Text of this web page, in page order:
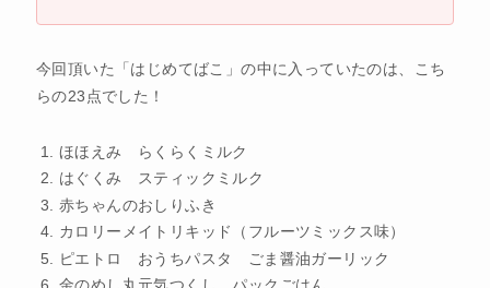
今回頂いた「はじめてばこ」の中に入っていたのは、こち
らの23点でした！
ほほえみ らくらくミルク
はぐくみ スティックミルク
赤ちゃんのおしりふき
カロリーメイトリキッド（フルーツミックス味）
ピエトロ おうちパスタ ごま醤油ガーリック